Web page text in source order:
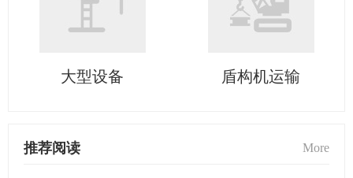
大型设备 盾构机运输
推荐阅读 More